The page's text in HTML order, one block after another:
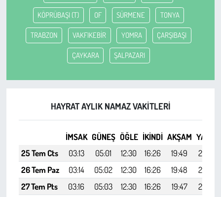
KÖPRÜBAŞI (T) OF SÜRMENE TONYA
TRABZON VAKFIKEBİR YOMRA ÇARŞIBAŞI
ÇAYKARA ŞALPAZARI
HAYRAT AYLIK NAMAZ VAKITLERI
İMSAK GÜNEŞ ÖĞLE İKINDI AKŞAM YATSI
25 Tem Cts
03:13 05:01 12:30 16:26 19:49
21:30
26 Tem Paz
03:14 05:02 12:30 16:26 19:48
21:28
27 Tem Pts
03:16 05:03 12:30 16:26 19:47
21:27
Vefat İlanları
Tarih
Son Dakika
Eğlence